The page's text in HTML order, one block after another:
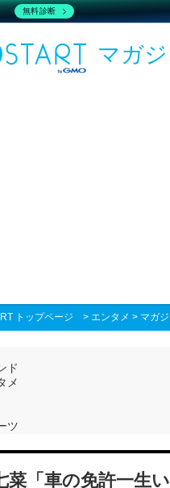
マガ
トップページ > エンタメ > マガ
ド
メ
ツ
菜「車の免許一生
無料診断